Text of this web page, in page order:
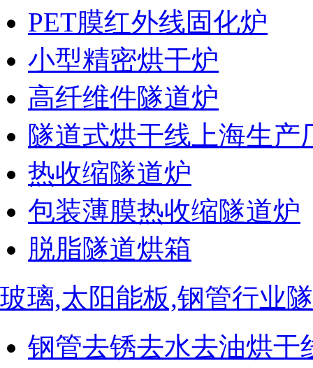
PET膜红外线固化炉
小型精密烘干炉
高纤维件隧道炉
隧道式烘干线上海生产
热收缩隧道炉
包装薄膜热收缩隧道炉
脱脂隧道烘箱
玻璃,太阳能板,钢管行业
钢管去锈去水去油烘干